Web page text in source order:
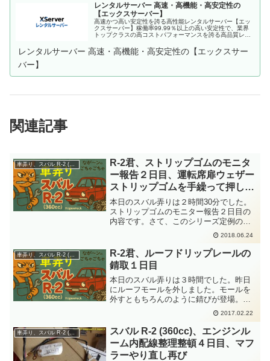
レンタルサーバー 高速・高機能・高安定性の
【エックスサーバー】
高速かつ高い安定性を誇る高性能レンタルサーバー【エッ
クスサーバー】稼働率99.99％以上の高い安定性で、業界
トップクラスの高コストパフォーマンスを誇る高品質レン
無料お試し10日間。
レンタルサーバー 高速・高機能・高安定性の【エックスサー
バー】
関連記事
車弄り、スバル R-2 (360cc)
R-2君、ストリップゴムのモニタ
ー報告２日目、運転席扉ウェザー
ストリップゴムを手繰って押し込
んでみた
本日のスバル弄りは２時間30分でした。
ストリップゴムのモニター報告２日目の
内容です。さて、このシリーズ定例の共
通文言です。またかよーと思われた方
は、おまじないと思ってあきらめてくだ
さい。---------------------------...
2018.06.24
R-2君、ルーフドリップレールの
錆取１日目
本日のスバル弄りは３時間でした。昨日
にルーフモールを外しました。モールを
外すともちろんのように錆びが登場。そ
の錆び取り開始です。ルーフモールを外
してあらわれた雨樋部分を、ルーフドリ
ップレールと仮名します。ルーフドリッ
プレールをサンドペーパー...
2017.02.22
車弄り、スバル R-2 (360cc)
スバル R-2 (360cc)、エンジンル
ーム内配線整理整頓４日目、マフ
ラーやり直し再び